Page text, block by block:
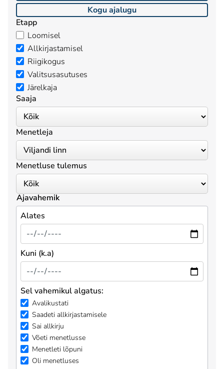
Kogu ajalugu
Etapp
Loomisel
Allkirjastamisel
Riigikogus
Valitsusasutuses
Järelkaja
Saaja
Menetleja
Menetluse tulemus
Ajavahemik
Alates
Kuni (k.a)
Sel vahemikul algatus:
Avalikustati
Saadeti allkirjastamisele
Sai allkirju
Võeti menetlusse
Menetleti lõpuni
Oli menetluses